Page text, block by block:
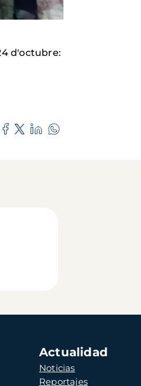
d'octubre:
Actualidad
Noticias
Reportajes